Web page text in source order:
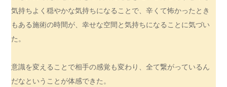
気持ちよく穏やかな気持ちになることで、辛くて怖かったとき
もある施術の時間が、幸せな空間と気持ちになることに気づい
た。
意識を変えることで相手の感覚も変わり、全て繋がっているん
だなということが体感できた。